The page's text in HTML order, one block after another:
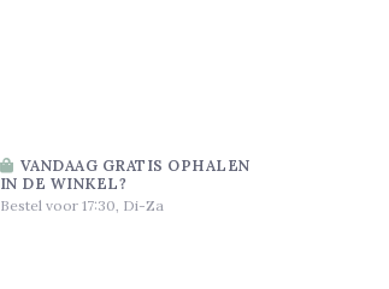
VANDAAG GRATIS OPHALEN
IN DE WINKEL?
Bestel voor 17:30, Di-Za